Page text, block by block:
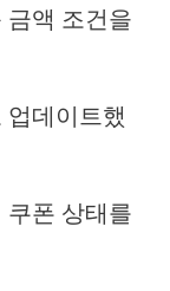
액 조건을
데이트했
폰 상태를